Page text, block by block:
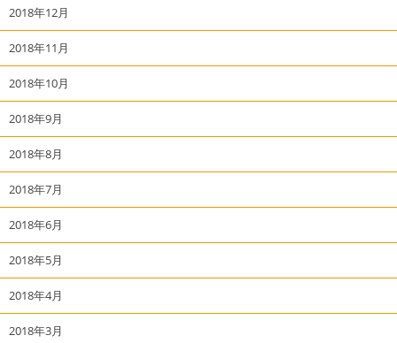
2018年12月
2018年11月
2018年10月
2018年9月
2018年8月
2018年7月
2018年6月
2018年5月
2018年4月
2018年3月